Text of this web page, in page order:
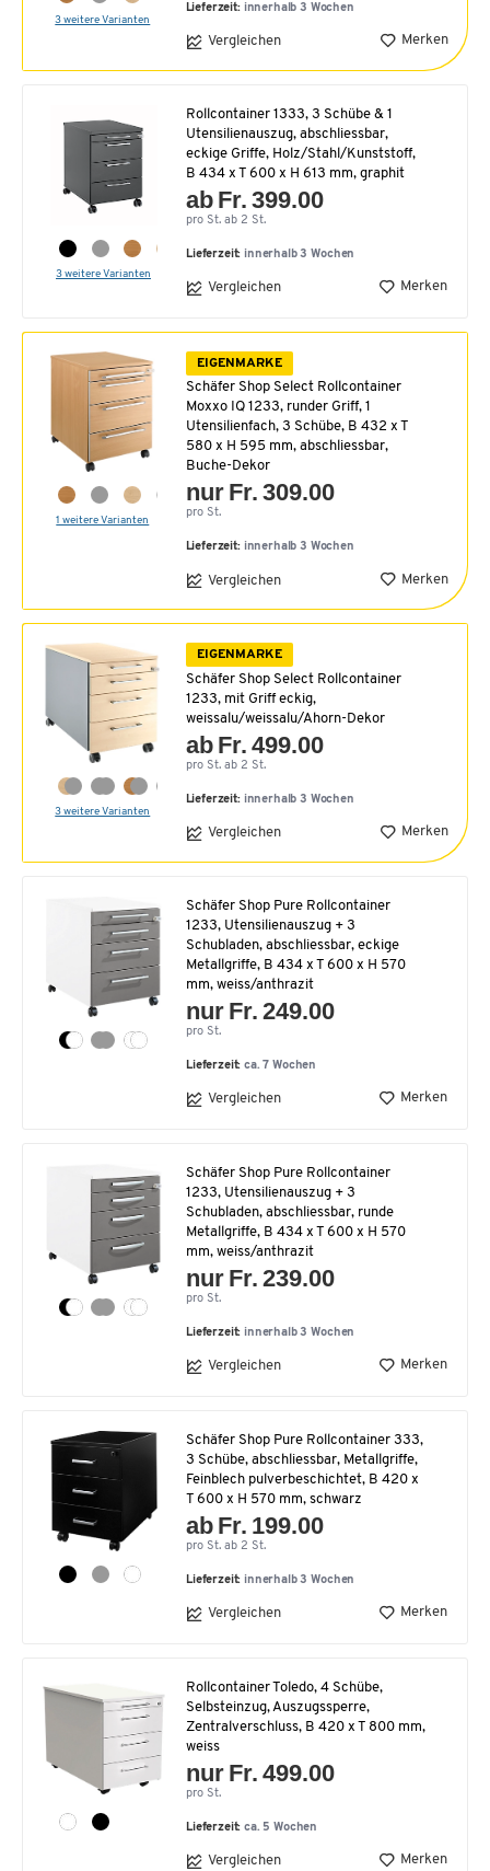
3 weitere Varianten
Lieferzeit: innerhalb 3 Wochen
Vergleichen Merken
3 weitere Varianten
Rollcontainer 1333, 3 Schübe & 1
Utensilienauszug, abschliessbar,
eckige Griffe, Holz/Stahl/Kunststoff,
B 434 x T 600 x H 613 mm, graphit
ab Fr. 399.00
pro St. ab 2 St.
Lieferzeit: innerhalb 3 Wochen
Vergleichen Merken
1 weitere Varianten
EIGENMARKE
Schäfer Shop Select Rollcontainer
Moxxo IQ 1233, runder Griff, 1
Utensilienfach, 3 Schübe, B 432 x T
580 x H 595 mm, abschliessbar,
Buche-Dekor
nur Fr. 309.00
pro St.
Lieferzeit: innerhalb 3 Wochen
Vergleichen Merken
3 weitere Varianten
EIGENMARKE
Schäfer Shop Select Rollcontainer
1233, mit Griff eckig,
weissalu/weissalu/Ahorn-Dekor
ab Fr. 499.00
pro St. ab 2 St.
Lieferzeit: innerhalb 3 Wochen
Vergleichen Merken
Schäfer Shop Pure Rollcontainer
1233, Utensilienauszug + 3
Schubladen, abschliessbar, eckige
Metallgriffe, B 434 x T 600 x H 570
mm, weiss/anthrazit
nur Fr. 249.00
pro St.
Lieferzeit:ca. 7 Wochen
Vergleichen Merken
Schäfer Shop Pure Rollcontainer
1233, Utensilienauszug + 3
Schubladen, abschliessbar, runde
Metallgriffe, B 434 x T 600 x H 570
mm, weiss/anthrazit
nur Fr. 239.00
pro St.
Lieferzeit: innerhalb 3 Wochen
Vergleichen Merken
Schäfer Shop Pure Rollcontainer 333,
3 Schübe, abschliessbar, Metallgriffe,
Feinblech pulverbeschichtet, B 420 x
T 600 x H 570 mm, schwarz
ab Fr. 199.00
pro St. ab 2 St.
Lieferzeit: innerhalb 3 Wochen
Vergleichen Merken
Rollcontainer Toledo, 4 Schübe,
Selbsteinzug, Auszugssperre,
Zentralverschluss, B 420 x T 800 mm,
weiss
nur Fr. 499.00
pro St.
Lieferzeit:ca. 5 Wochen
Vergleichen Merken